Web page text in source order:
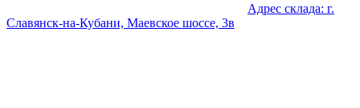
Адрес склада: г.
Славянск-на-Кубани, Маевское шоссе, 3в